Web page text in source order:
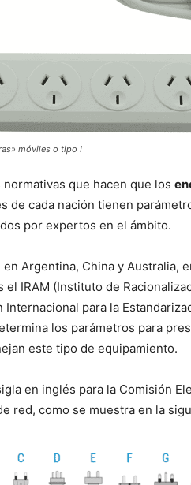
móviles o tipo I
que hacen que los
de cada nación tienen
por expertos en el ámbito.
en Argentina, China y Australia,
el IRAM (Instituto de
Internacional para la
los parámetros para
este tipo de equipamiento.
en inglés para la Comisión
red, como se muestra en la